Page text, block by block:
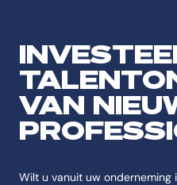
VAN
Wilt u vanuit uw onderneming